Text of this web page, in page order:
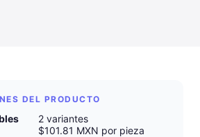
DEL PRODUCTO
2 variantes
$101.81 MXN por pieza